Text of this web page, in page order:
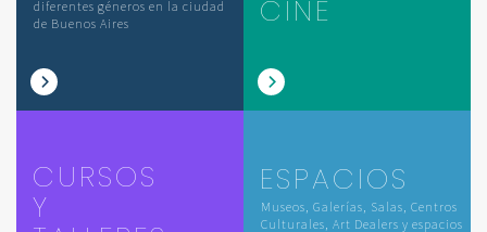
diferentes géneros en la ciudad
de Buenos Aires
CINE
CURSOS
Y
ESPACIOS
Museos, Galerías, Salas, Centros
Culturales, Art Dealers y espacios